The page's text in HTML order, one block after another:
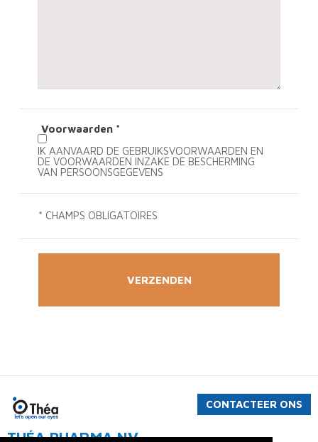
Voorwaarden *
IK AANVAARD DE GEBRUIKSVOORWAARDEN EN
DE VOORWAARDEN INZAKE DE BESCHERMING
VAN PERSOONSGEGEVENS
* CHAMPS OBLIGATOIRES
CONTACTEER ONS
THÉA PHARMA NV